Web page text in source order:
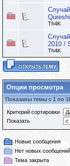
Th4K
2010 /
Th4K
Опции просмотра
Показаны темы с 1 по
Критерий сортировки
Показать
Новые сообщения
Нет новых сообщений
Тема закрыта